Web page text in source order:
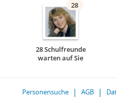
28
28 Schulfreunde
warten auf Sie
Personensuche AGB